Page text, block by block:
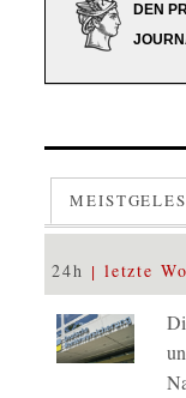
DEN
24h letzte